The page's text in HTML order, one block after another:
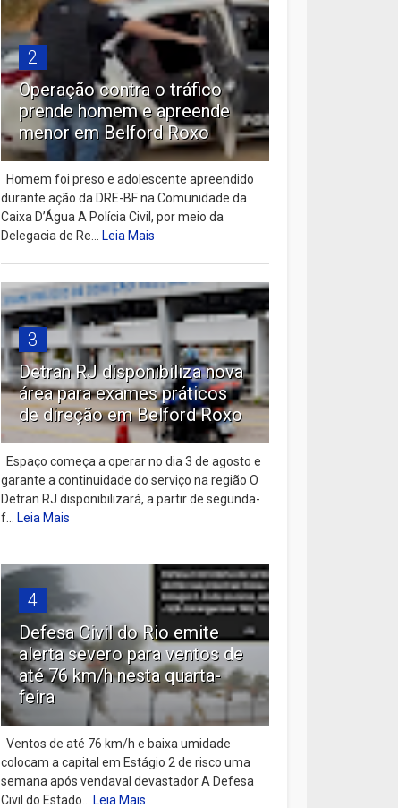
2
Operação contra o tráfico
prende homem e apreende
menor em Belford Roxo
Homem foi preso e adolescente apreendido
durante ação da DRE-BF na Comunidade da
Caixa D’Água A Polícia Civil, por meio da
Delegacia de Re...Leia Mais
3
Detran RJ disponibiliza nova
área para exames práticos
de direção em Belford Roxo
Espaço começa a operar no dia 3 de agosto e
garante a continuidade do serviço na região O
Detran RJ disponibilizará, a partir de segunda-
f...Leia Mais
4
Defesa Civil do Rio emite
alerta severo para ventos de
até 76 km/h nesta quarta-
feira
Ventos de até 76 km/h e baixa umidade
colocam a capital em Estágio 2 de risco uma
semana após vendaval devastador A Defesa
Civil do Estado...Leia Mais